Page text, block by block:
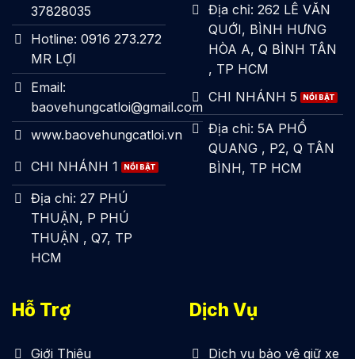
37828035
Hotline: 0916 273.272
MR LỢI
Email:
baovehungcatloi@gmail.com
www.baovehungcatloi.vn
CHI NHÁNH 1
Địa chỉ: 27 PHÚ
THUẬN, P PHÚ
THUẬN , Q7, TP
HCM
Địa chỉ: 262 LÊ VĂN
QUỚI, BÌNH HƯNG
HÒA A, Q BÌNH TÂN
, TP HCM
CHI NHÁNH 5
Địa chỉ: 5A PHỔ
QUANG , P2, Q TÂN
BÌNH, TP HCM
Hỗ Trợ
Giới Thiệu
Dịch Vụ
Dịch vụ bảo vệ giữ xe